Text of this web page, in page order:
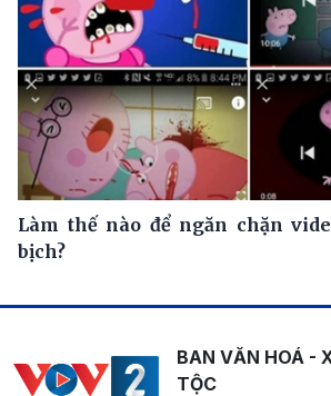
Làm thế nào để ngăn chặn
bịch?
BAN VĂN HOÁ -
TỘC